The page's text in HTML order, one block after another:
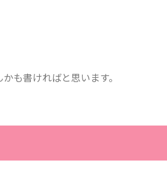
も書ければと思います。